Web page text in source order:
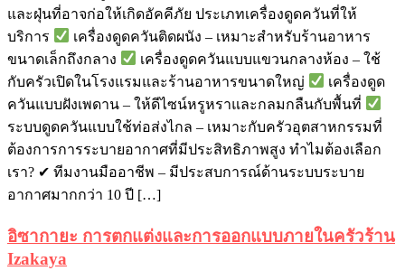
และฝุ่นที่อาจก่อให้เกิดอัคคีภัย ประเภทเครื่องดูดควันที่ให้
บริการ
เครื่องดูดควันติดผนัง – เหมาะสำหรับร้านอาหาร
ขนาดเล็กถึงกลาง
เครื่องดูดควันแบบแขวนกลางห้อง – ใช้
กับครัวเปิดในโรงแรมและร้านอาหารขนาดใหญ่
เครื่องดูด
ควันแบบฝังเพดาน – ให้ดีไซน์หรูหราและกลมกลืนกับพื้นที่
ระบบดูดควันแบบใช้ท่อส่งไกล – เหมาะกับครัวอุตสาหกรรมที่
ต้องการการระบายอากาศที่มีประสิทธิภาพสูง ทำไมต้องเลือก
เรา? ✔ ทีมงานมืออาชีพ – มีประสบการณ์ด้านระบบระบาย
อากาศมากกว่า 10 ปี […]
อิซากายะ การตกแต่งและการออกแบบภายในครัวร้าน
Izakaya